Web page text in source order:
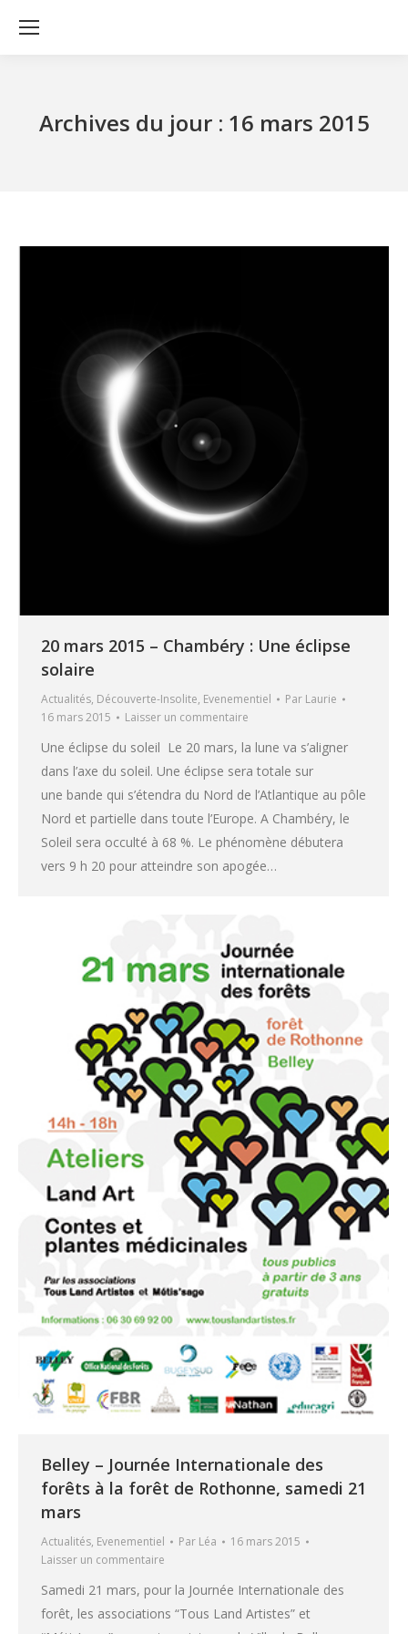
Archives du jour : 16 mars 2015
20 mars 2015 – Chambéry : Une éclipse
solaire
Actualités, Découverte-Insolite, Evenementiel Par Laurie
16 mars 2015
Laisser un commentaire
Une éclipse du soleil Le 20 mars, la lune va s’aligner
dans l’axe du soleil. Une éclipse sera totale sur
une bande qui s’étendra du Nord de l’Atlantique au pôle
Nord et partielle dans toute l’Europe. A Chambéry, le
Soleil sera occulté à 68 %. Le phénomène débutera
vers 9 h 20 pour atteindre son apogée…
Belley – Journée Internationale des
forêts à la forêt de Rothonne, samedi 21
mars
Actualités, Evenementiel Par Léa
16 mars 2015
Laisser un commentaire
Samedi 21 mars, pour la Journée Internationale des
forêt, les associations “Tous Land Artistes” et